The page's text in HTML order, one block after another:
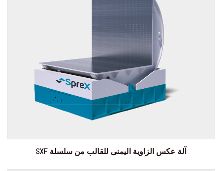
آلة عكس الزاوية اليمنى للقالب من سلسلة SXF